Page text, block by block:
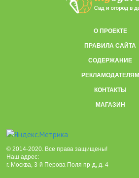
О ПРОЕКТЕ
ПРАВИЛА САЙТА
СОДЕРЖАНИЕ
РЕКЛАМОДАТЕЛЯМ
КОНТАКТЫ
МАГАЗИН
© 2014-2020. Все права защищены!
Наш адрес:
г. Москва, 3-й Перова Поля пр-д, д. 4